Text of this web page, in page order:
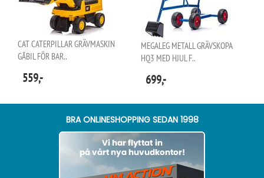
CAT CATERPILLAR GRÄVMASKIN
GÅBIL FÖR BAR..
559,-
MEGALEG METALL GRÄVSKOPA
HQ3 MED HJUL F..
699,-
BRA ONLINESHOPPING SEDAN 1998